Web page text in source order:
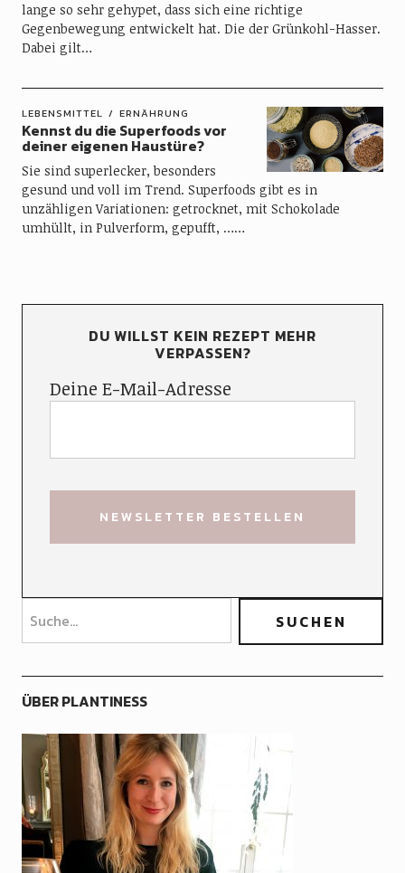
lange so sehr gehypet, dass sich eine richtige
Gegenbewegung entwickelt hat. Die der Grünkohl-Hasser.
Dabei gilt…
LEBENSMITTEL ERNÄHRUNG
Kennst du die Superfoods vor
deiner eigenen Haustüre?
Sie sind superlecker, besonders
gesund und voll im Trend. Superfoods gibt es in
unzähligen Variationen: getrocknet, mit Schokolade
umhüllt, in Pulverform, gepufft, ……
DU WILLST KEIN REZEPT MEHR
VERPASSEN?
Deine E-Mail-Adresse
ÜBER PLANTINESS